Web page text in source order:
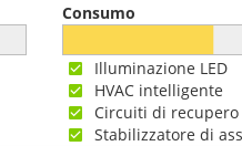
Consumo
Illuminazione LED
HVAC intelligente
Circuiti di
Stabilizzatore di